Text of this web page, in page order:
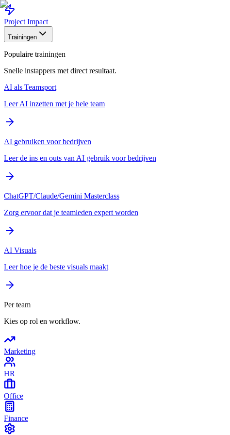
Project Impact
Trainingen
Populaire trainingen
Snelle instappers met direct resultaat.
AI als Teamsport
Leer AI inzetten met je hele team
AI gebruiken voor bedrijven
Leer de ins en outs van AI gebruik voor bedrijven
ChatGPT/Claude/Gemini Masterclass
Zorg ervoor dat je teamleden expert worden
AI Visuals
Leer hoe je de beste visuals maakt
Per team
Kies op rol en workflow.
Marketing
HR
Office
Finance